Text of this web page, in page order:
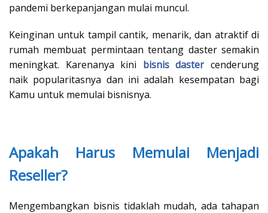
pandemi berkepanjangan mulai muncul.
Keinginan untuk tampil cantik, menarik, dan atraktif di
rumah membuat permintaan tentang daster semakin
meningkat. Karenanya kini bisnis dastercenderung
naik popularitasnya dan ini adalah kesempatan bagi
Kamu untuk memulai bisnisnya.
Apakah Harus Memulai Menjadi
Reseller?
Mengembangkan bisnis tidaklah mudah, ada tahapan